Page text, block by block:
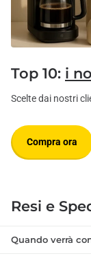
Top 10: i
Scelte dai nostri
Compra ora
Resi e
Quando verrà